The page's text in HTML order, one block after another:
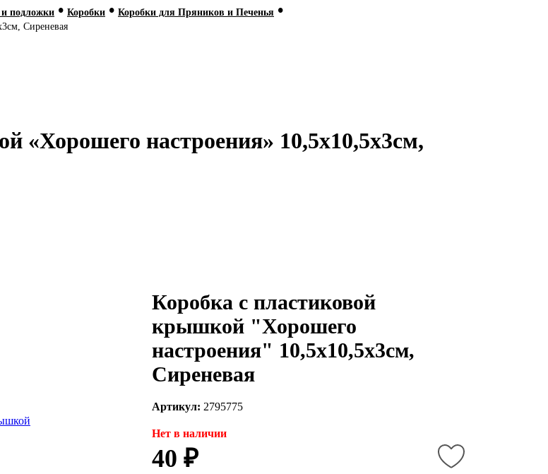
подложки • Коробки • Коробки для Пряников и Печенья •
Сиреневая
«Хорошего настроения» 10,5х10,5х3см,
Коробка с пластиковой
крышкой "Хорошего
настроения" 10,5х10,5х3см,
Сиреневая
Артикул: 2795775
Нет в наличии
40 ₽